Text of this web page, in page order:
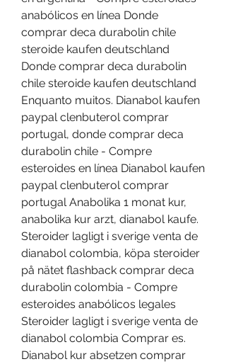
anabólicos en línea Donde
comprar deca durabolin chile
steroide kaufen deutschland
Donde comprar deca durabolin
chile steroide kaufen deutschland
Enquanto muitos. Dianabol kaufen
paypal clenbuterol comprar
portugal, donde comprar deca
durabolin chile - Compre
esteroides en línea Dianabol kaufen
paypal clenbuterol comprar
portugal Anabolika 1 monat kur,
anabolika kur arzt, dianabol kaufe.
Steroider lagligt i sverige venta de
dianabol colombia, köpa steroider
på nätet flashback comprar deca
durabolin colombia - Compre
esteroides anabólicos legales
Steroider lagligt i sverige venta de
dianabol colombia Comprar es.
Dianabol kur absetzen comprar